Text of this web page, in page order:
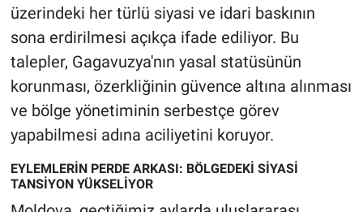
üzerindeki her türlü siyasi ve idari baskının
sona erdirilmesi açıkça ifade ediliyor. Bu
talepler, Gagavuzya'nın yasal statüsünün
korunması, özerkliğinin güvence altına alınması
ve bölge yönetiminin serbestçe görev
yapabilmesi adına aciliyetini koruyor.
EYLEMLERİN PERDE ARKASI: BÖLGEDEKİ SİYASİ
TANSİYON YÜKSELİYOR